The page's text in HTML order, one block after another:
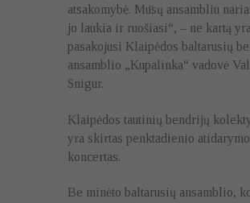
atsakomybė. Mūsų ansambliu
jo laukia ir ruošiasi“, – ne kartą yra
pasakojusi Klaipėdos baltarusių
ansamblio „Kupalinka“ vadovė
Snigur.
Klaipėdos tautinių bendrijų
yra skirtas penktadienio atidarymo
koncertas.
Be minėto baltarusių ansamblio,